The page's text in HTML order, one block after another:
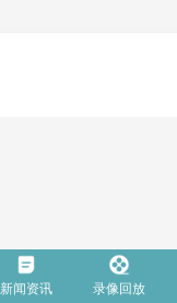
新闻资讯 录像回放